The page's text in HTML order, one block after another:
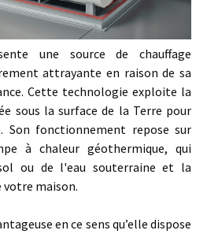
une source de chauffage
attrayante en raison de sa
Cette technologie exploite la
sous la surface de la Terre pour
Son fonctionnement repose sur
à chaleur géothermique, qui
ou de l'eau souterraine et la
maison.
en ce sens qu’elle dispose